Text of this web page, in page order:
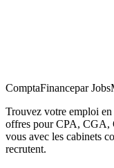
ComptaFinancepar
Trouvez votre emploi
offres pour CPA, CGA,
vous avec les cabinets
recrutent.